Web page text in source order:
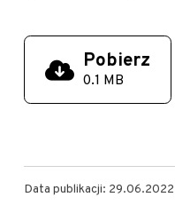
Pobierz
0.1 MB
Data publikacji: